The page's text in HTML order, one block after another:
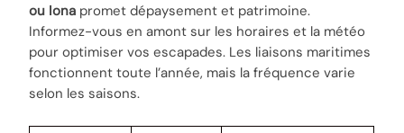
ou Iona promet dépaysement et patrimoine.
Informez-vous en amont sur les horaires et la météo
pour optimiser vos escapades. Les liaisons maritimes
fonctionnent toute l’année, mais la fréquence varie
selon les saisons.